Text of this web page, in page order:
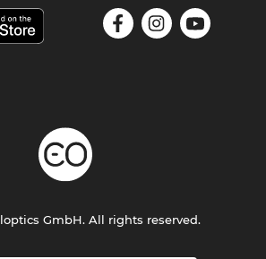
GmbH. All rights reserved.